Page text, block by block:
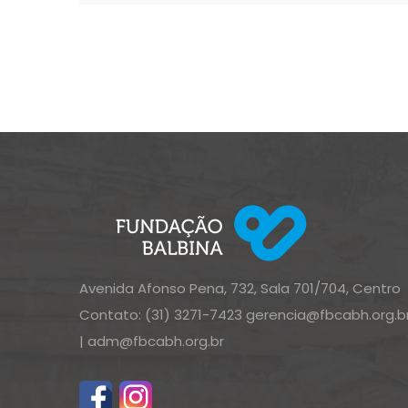
Avenida Afonso Pena, 732, Sala 701/704, Centro
Contato: (31) 3271-7423
| adm@fbcabh.org.br